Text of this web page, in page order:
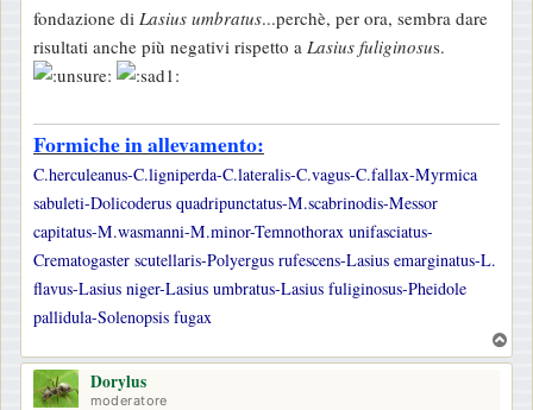
fondazione di Lasius umbratus...perchè, per ora, sembra dare
risultati anche più negativi rispetto a Lasius fuliginosus.
Formiche in allevamento:
C.herculeanus-C.ligniperda-C.lateralis-C.vagus-C.fallax-Myrmica
sabuleti-Dolicoderus quadripunctatus-M.scabrinodis-Messor
capitatus-M.wasmanni-M.minor-Temnothorax unifasciatus-
Crematogaster scutellaris-Polyergus rufescens-Lasius emarginatus-L.
flavus-Lasius niger-Lasius umbratus-Lasius fuliginosus-Pheidole
pallidula-Solenopsis fugax
o
Dorylus
moderatore